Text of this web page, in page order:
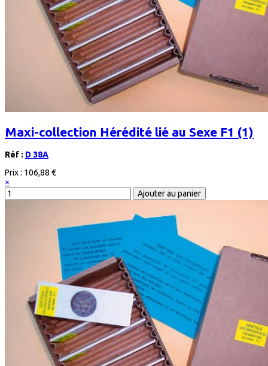
Maxi-collection Hérédité lié au Sexe F1 (1)
Réf : D 38A
Prix : 106,88 €
×